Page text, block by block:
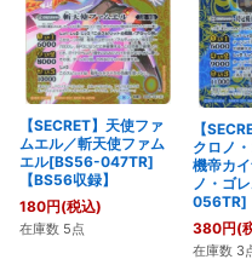
【SECRET】天使ファ
ムエル／斬天使ファム
エル[BS56-047TR]
【BS56収録】
180円(税込)
在庫数 5点
【
クロノ
機帝カ
ノ・ゴ
056TR]
380円(
在庫数 3